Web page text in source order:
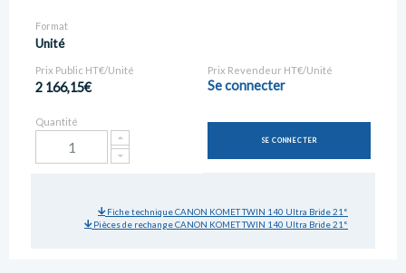
Format
Unité
Prix Public HT€/Unité
2 166,15€
Prix Revendeur HT€/Unité
Se connecter
Quantité
SE CONNECTER
Fiche technique CANON KOMET TWIN 140 Ultra Bride 21°
Pièces de rechange CANON KOMET TWIN 140 Ultra Bride 21°